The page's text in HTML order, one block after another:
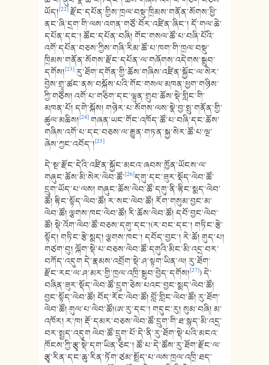
ཡོད།[22]རྫོང་དཔོན་གྱིས་ཁྲལ་བསྡུ་ཁྲིམས་གནོན་སོགས་ཕྱི་
ནང་ཞི་དྲག་གི་ལས་འགན་གཙོ་བོར་འཛིན་ཞིང་། དོ་གལ་ཆེ་
དཔོན་དང་། ཚོང་དཔོན་བཞི། གོང་གསལ་ཚོ་པ་བཞི་པོའི་
འགོ་དཔོན་བཅས་ཀྱིས་གཞི་རིམ་ཚོ་པ་ཁག་གི་ཁྲལ་བསྡུ་
ཁྲིམས་གནོན་སོགས་རྫོང་དཔོན་ལ་གཞོགས་འདེགས་སྒྲུབ་
དགོས།[23]རུ་ཐོག་དགོན་གྱི་ཆོས་གཞིས་འཛིན་སྐྱོང་ལ་སེར་
བྱེས་གྲྭ་ཚང་ནས་བསྐོས་པའི་གོང་གསལ་མཁན་ཕྱག་གཉིས་
ཀྱི་གཙོས། འགོ་པ་གཅིག་དང་ལྷུན་གྲུབ་ཆོས་སྡེ་གླིང་གི་
མཁན་པོ། དགེ་སྐོས། གཉེར་པ་སོགས་ལས་སྣེ་བྱ་སྤུ་གནོན་གྱི་
ཚུལ་མཆིས།[24]གཞན་ཡང་གོང་འཁོད་ཚོ་པ་བཞི་དང་ཆོས་
གཞིས་འགོ་པ་དང་བཅས་ལ་རྒྱུན་གཏན་སྐྱ་སེར་ཚོ་པ་ལྔ་
ཞེས་ཀྱང་འབོད་།[25]
དེ་སྔ་རྫོང་དེའི་འཛིན་སྐྱོང་མངའ་ཞབས་ཁྱོན་ཡོངས་ལ་
གཞུང་ཆོས་མི་སེར་ལེབ་ཚོ་[26]དགུ་དང་ཟུར་སྡོད་ལེབ་ཚོ་
དྲུག་ཡོད་པ་ལས། གཞུང་ཆོས་ལེབ་ཚོ་དགུ་ནི་རྟིང་སྨད་ལེབ་
ཚོ། རྟིང་སྟོད་ལེབ་ཚོ། ར་སང་ལེབ་ཚོ། རོག་གསུམ་བྱང་མ་
ལེབ་ཚོ། ལྕགས་ཁང་ལེབ་ཚོ། རི་ཆོས་ལེབ་ཚོ། དབོ་བྱང་ལེབ་
ཚོ། སྡེ་འོག་ལེབ་ཚོ་བཅས་དགུ་དང་།(ར་བང་དང་། གཏིང་རྩེ་
སྟོད། གཏིང་རྩེ་སྨད། ལྕགས་ཁང་། དབོད་བྱང་། རེ་ཆོ། གུད་པ།
གཙག་བུ། ལྐོག་སྡེ་པ་བཅས་ལེབ་ཚོ་དགུའི་མིང་མི་འདྲ་བར་
བཀོད་འདུག དེ་རྣམས་འབྲོག་སྡེ་ཤ་སྟག་ཡིན་ལ། རུ་ཐོག་
རྫོང་རང་ལ་ཤ་མར་གྱི་ཁྲལ་འཁྲི་སྒྲུབ་བྱེད་དགོས།[27]) དེ་
བཞིན་ཟུར་སྡོད་ལེབ་ཚོ་དྲུག་ཅེས་པའང་བྱང་སྨད་ལེབ་ཚོ།
བྱང་སྟོད་ལེབ་ཚོ། བོད་རོང་ལེབ་ཚོ། བློ་གླིང་ལེབ་ཚོ། རུ་ཐོག་
ལེབ་ཚོ། གུལ་པ་ལེབ་ཚོ།(ཨ་རུ་དང་། གདུང་རུ། སུམ་བཞི། མ་
འཁོར། ར་ཁ། རྡོ་དམར་བཅས་ལེབ་ཚོ་དྲུག་གི་ཐ་སྙད་མི་འདྲ་
བར་སྤྱད་འདུག ལེབ་ཚོ་དྲུག་པོ་དེ་ནི་རུ་ཐོག་སྡེ་པའི་མངའ་
ཁོངས་ཀྱི་རྩྭ་སྡེ་དག་ཡིན་ཅིང་། ཚོ་པ་དེ་ཚོས་རུ་ཐོག་རྫོང་ལ་
རྩྭ་རིན་དང་ཆུ་རིན་ཏོག་ཙམ་སྤྲོད་པ་ལས་ཁྲལ་འཁྲི་ཐད་